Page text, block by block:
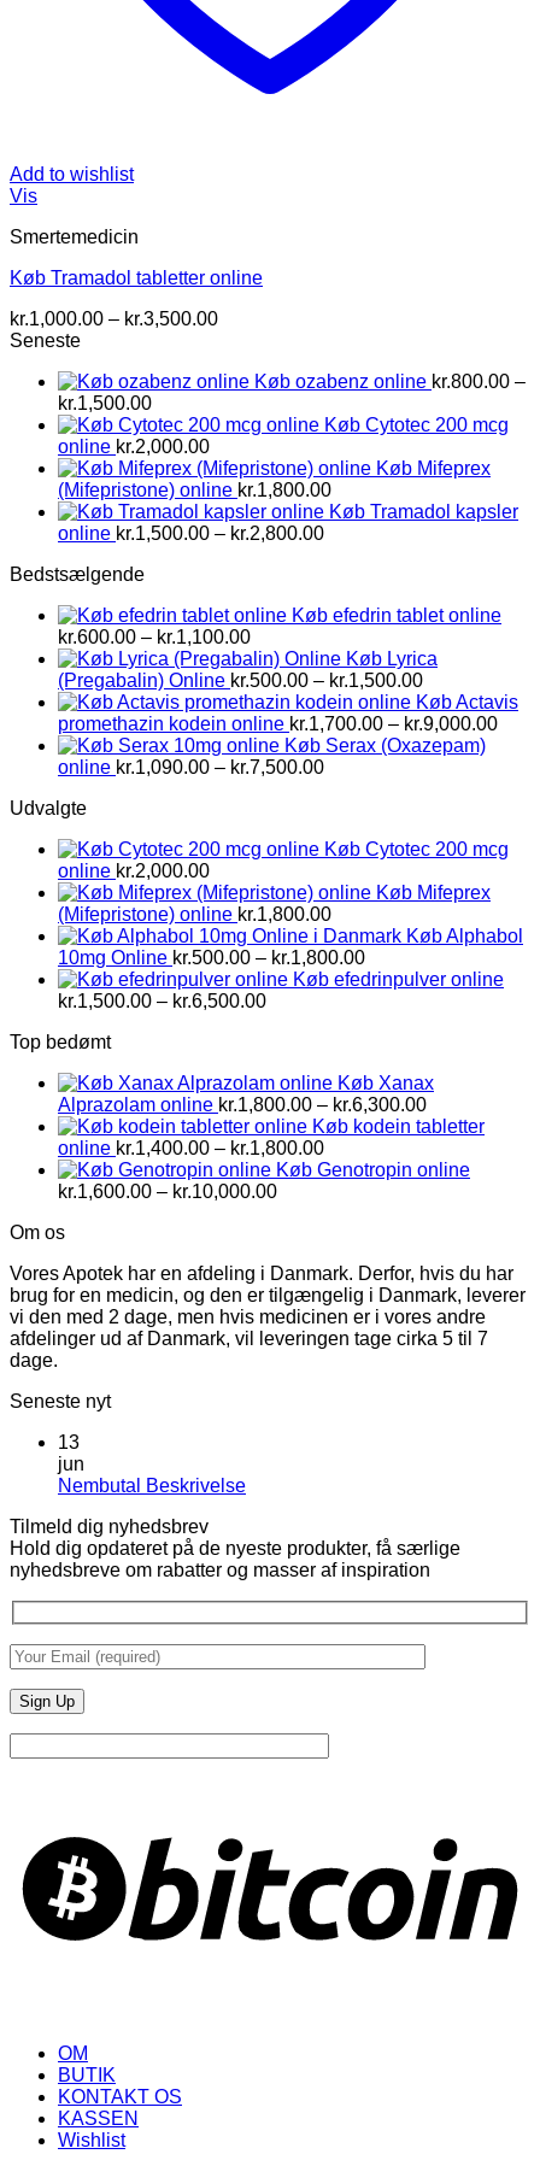
Add to wishlist
Vis
Smertemedicin
Køb Tramadol tabletter online
kr.1,000.00 – kr.3,500.00Prisinterval:
kr.3,500.00
Seneste
Køb ozabenz online kr.800.00 –
kr.1,500.00Prisinterval:
kr.800.00
til
kr.1,500.00
Køb Cytotec 200 mcg
online kr.2,000.00
Køb Mifeprex
(Mifepristone) online kr.1,800.00
Køb Tramadol kapsler
online kr.1,500.00 – kr.2,800.00Prisinterval:
Bedstsælgende
Køb efedrin tablet online
kr.600.00 – kr.1,100.00Prisinterval:
kr.600.00
til
kr.1,100.00
Køb Lyrica
(Pregabalin) Online kr.500.00 – kr.1,500.00Prisinterval:
kr.500.00
til
kr.1,500.00
Køb Actavis
promethazin kodein online kr.1,700.00 – kr.9,000.00
Køb Serax (Oxazepam)
online kr.1,090.00 – kr.7,500.00Prisinterval:
Udvalgte
Køb Cytotec 200 mcg
online kr.2,000.00
Køb Mifeprex
(Mifepristone) online kr.1,800.00
Køb Alphabol
10mg Online kr.500.00 – kr.1,800.00Prisinterval:
kr.500.00
Køb efedrinpulver online
kr.1,500.00 – kr.6,500.00Prisinterval:
Top bedømt
Køb Xanax
Alprazolam online kr.1,800.00 – kr.6,300.00Prisinterval:
kr.1,800.00
kr.6,300.00
Køb kodein tabletter
online kr.1,400.00 – kr.1,800.00Prisinterval:
kr.1,400.00
Køb Genotropin online
kr.1,600.00 – kr.10,000.00Prisinterval:
Om os
Vores Apotek har en afdeling i Danmark. Derfor, hvis du har
brug for en medicin, og den er tilgængelig i Danmark, leverer
vi den med 2 dage, men hvis medicinen er i vores andre
afdelinger ud af Danmark, vil leveringen tage cirka 5 til 7
dage.
Seneste nyt
13
jun
Nembutal BeskrivelseIngen
Nembutal
Beskrivelse
Tilmeld dig nyhedsbrev
Hold dig opdateret på de nyeste produkter, få særlige
nyhedsbreve om rabatter og masser af inspiration
OM
BUTIK
KONTAKT OS
KASSEN
Wishlist